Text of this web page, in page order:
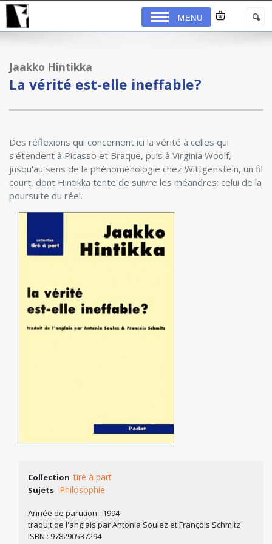
MENU
Jaakko Hintikka
La vérité est-elle ineffable?
Des réflexions qui concernent ici la vérité à celles qui
s'étendent à Picasso et Braque, puis à Virginia Woolf,
jusqu'au sens de la phénoménologie chez Wittgenstein, un fil
court, dont Hintikka tente de suivre les méandres: celui de la
poursuite du réel.
Collection tiré à part
Sujets Philosophie
Année de parution : 1994
traduit de l'anglais par Antonia Soulez et François Schmitz
ISBN : 978290537294